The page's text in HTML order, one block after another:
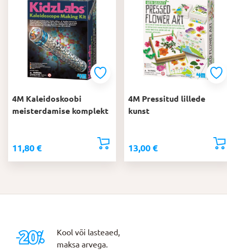
4M Kaleidoskoobi
meisterdamise komplekt
11,80 €
4M Pressitud lillede
kunst
13,00 €
Kool või lasteaed,
maksa arvega.